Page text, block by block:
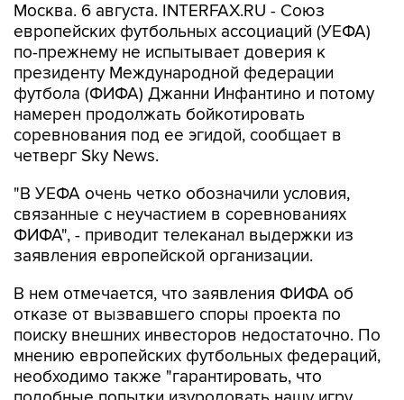
Москва. 6 августа. INTERFAX.RU - Союз
европейских футбольных ассоциаций (УЕФА)
по-прежнему не испытывает доверия к
президенту Международной федерации
футбола (ФИФА) Джанни Инфантино и потому
намерен продолжать бойкотировать
соревнования под ее эгидой, сообщает в
четверг Sky News.
"В УЕФА очень четко обозначили условия,
связанные с неучастием в соревнованиях
ФИФА", - приводит телеканал выдержки из
заявления европейской организации.
В нем отмечается, что заявления ФИФА об
отказе от вызвавшего споры проекта по
поиску внешних инвесторов недостаточно. По
мнению европейских футбольных федераций,
необходимо также "гарантировать, что